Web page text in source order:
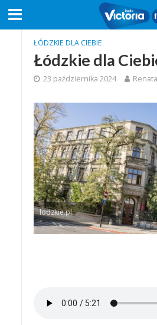
ŁÓDZKIE DLA CIEBIE
Łódzkie dla
23 października 2024
lodzkie.pl